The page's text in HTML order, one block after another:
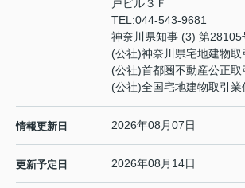
戸ビル３Ｆ
TEL:044-543-9681
神奈川県知事 (3) 第28105
(公社)神奈川県宅地建物取
(公社)首都圏不動産公正取
(公社)全国宅地建物取引業
情報更新日 2026年08月07日
更新予定日 2026年08月14日